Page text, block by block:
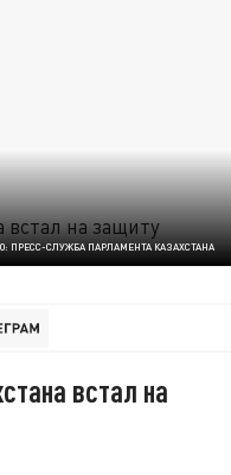
ПРЕСС-СЛУЖБА ПАРЛАМЕНТА КАЗАХСТАНА
встал на